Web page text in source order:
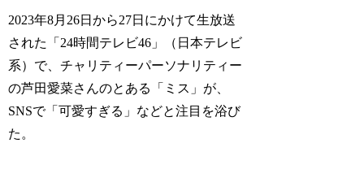
2023年8月26日から27日にかけて生放送
された「24時間テレビ46」（日本テレビ
系）で、チャリティーパーソナリティー
の芦田愛菜さんのとある「ミス」が、
SNSで「可愛すぎる」などと注目を浴び
た。